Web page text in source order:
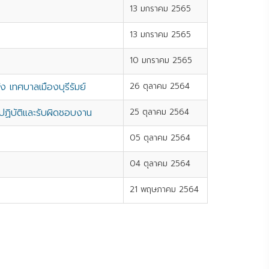
13 มกราคม 2565
13 มกราคม 2565
10 มกราคม 2565
เทศบาลเมืองบุรีรัมย์ 26 ตุลาคม 2564
ฏิบัติและรับผิดชอบงาน 25 ตุลาคม 2564
05 ตุลาคม 2564
04 ตุลาคม 2564
21 พฤษภาคม 2564